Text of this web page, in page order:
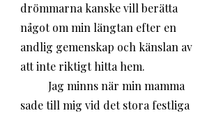
drömmarna kanske vill berätta
något om min längtan efter en
andlig gemenskap och känslan av
att inte riktigt hitta hem.
sade till mig vid det stora festliga